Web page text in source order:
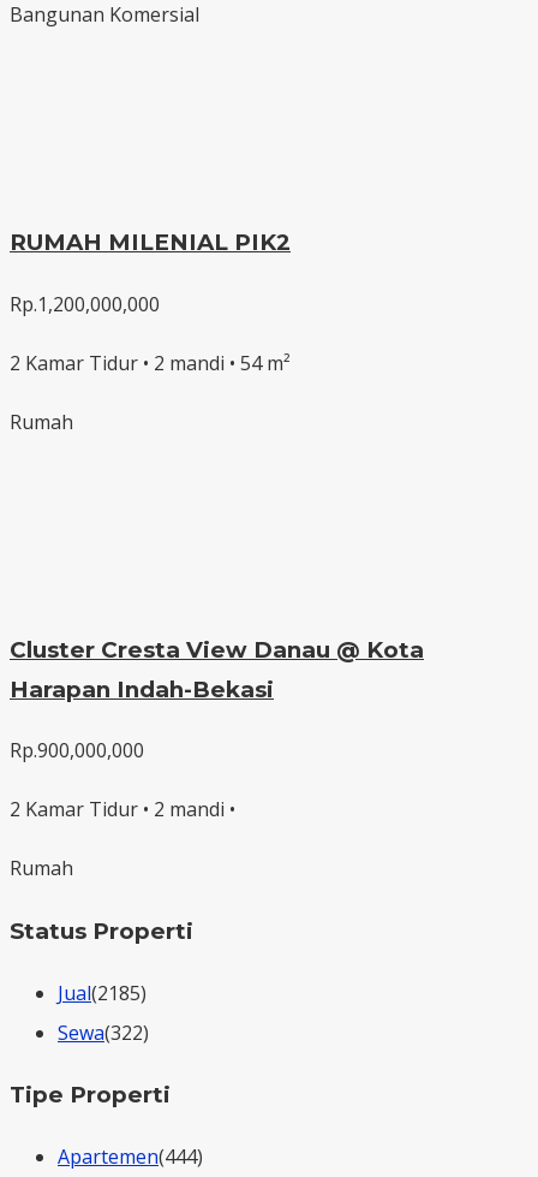
Bangunan Komersial
RUMAH MILENIAL PIK2
Rp.1,200,000,000
2 Kamar Tidur • 2 mandi • 54 m²
Rumah
Cluster Cresta View Danau @ Kota
Harapan Indah-Bekasi
Rp.900,000,000
2 Kamar Tidur • 2 mandi •
Rumah
Status Properti
Jual(2185)
Sewa(322)
Tipe Properti
Apartemen(444)